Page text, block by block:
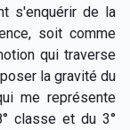
s'enquérir de la
soit comme
qui traverse
la gravité du
me représente
classe et du 3°